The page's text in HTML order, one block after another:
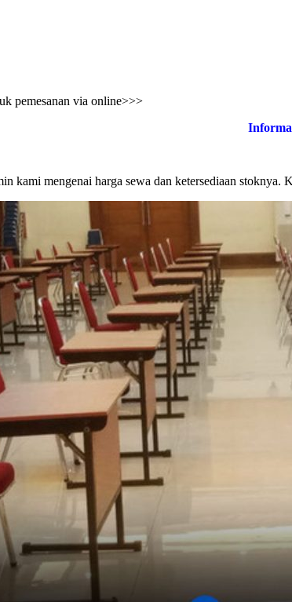
pemesanan via online>>>
kami mengenai harga sewa dan ketersediaan